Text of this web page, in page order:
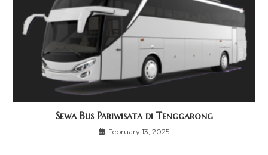
Sewa Bus Pariwisata di Tenggarong
February 13, 2025